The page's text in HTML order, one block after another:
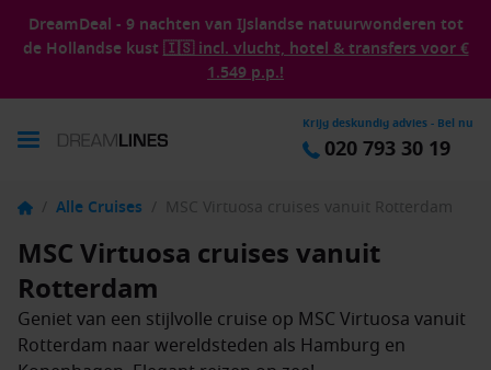
DreamDeal - 9 nachten van IJslandse natuurwonderen tot
de Hollandse kust 🇮🇸 incl. vlucht, hotel & transfers voor €
1.549 p.p.!
Krijg deskundig advies - Bel nu
020 793 30 19
/ Alle Cruises / MSC Virtuosa cruises vanuit Rotterdam
MSC Virtuosa cruises vanuit
Rotterdam
Geniet van een stijlvolle cruise op MSC Virtuosa vanuit
Rotterdam naar wereldsteden als Hamburg en